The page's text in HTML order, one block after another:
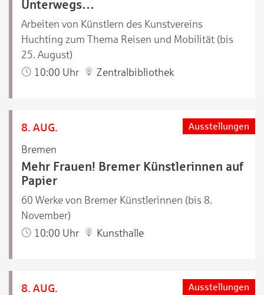
Unterwegs…
Arbeiten von Künstlern des Kunstvereins
Huchting zum Thema Reisen und Mobilität (bis
25. August)
10:00 Uhr
Zentralbibliothek
8. AUG.
Bremen
Ausstellungen
Mehr Frauen! Bremer Künstlerinnen auf
Papier
60 Werke von Bremer Künstlerinnen (bis 8.
November)
10:00 Uhr
Kunsthalle
8. AUG. Ausstellungen